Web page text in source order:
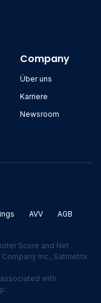
Company
Über uns
Karriere
Newsroom
AVV AGB
Score and Net
Inc., Satmetrix
with